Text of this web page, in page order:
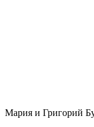
Мария и Григорий